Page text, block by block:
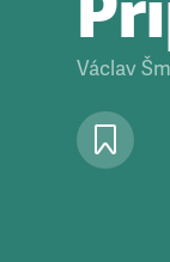
Václav